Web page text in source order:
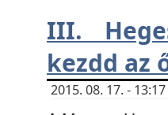
III.
kezdd az
2015. 08. 17. -